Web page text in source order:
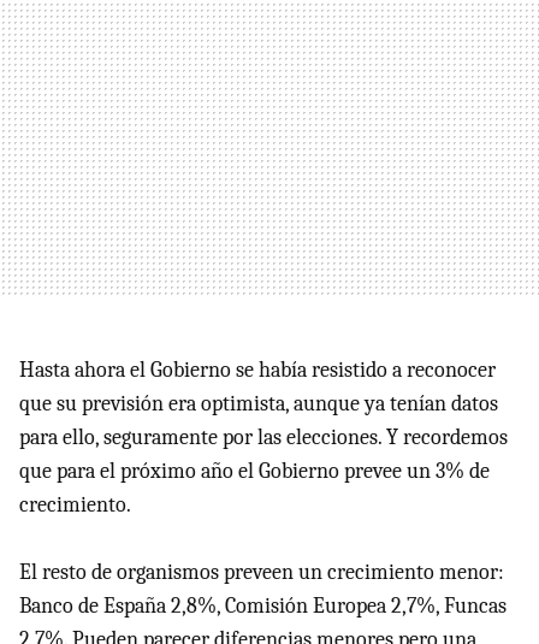
Hasta ahora el Gobierno se había resistido a reconocer
que su previsión era optimista, aunque ya tenían datos
para ello, seguramente por las elecciones. Y recordemos
que para el próximo año el Gobierno prevee un 3% de
crecimiento.
El resto de organismos preveen un crecimiento menor:
Banco de España 2,8%, Comisión Europea 2,7%, Funcas